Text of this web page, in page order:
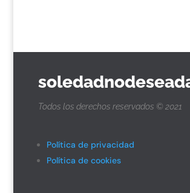
Todos los derechos reservados © 2021
Política de privacidad
Política de cookies